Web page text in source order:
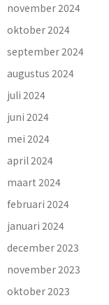
november 2024
oktober 2024
september 2024
augustus 2024
juli 2024
juni 2024
mei 2024
april 2024
maart 2024
februari 2024
januari 2024
december 2023
november 2023
oktober 2023